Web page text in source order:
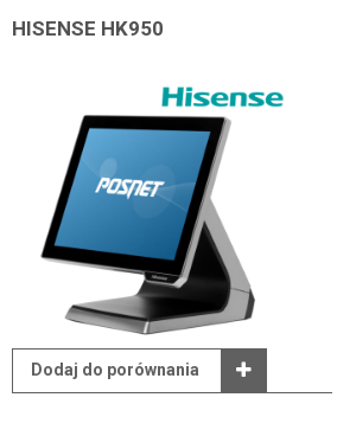
HISENSE HK950
Dodaj do porównania